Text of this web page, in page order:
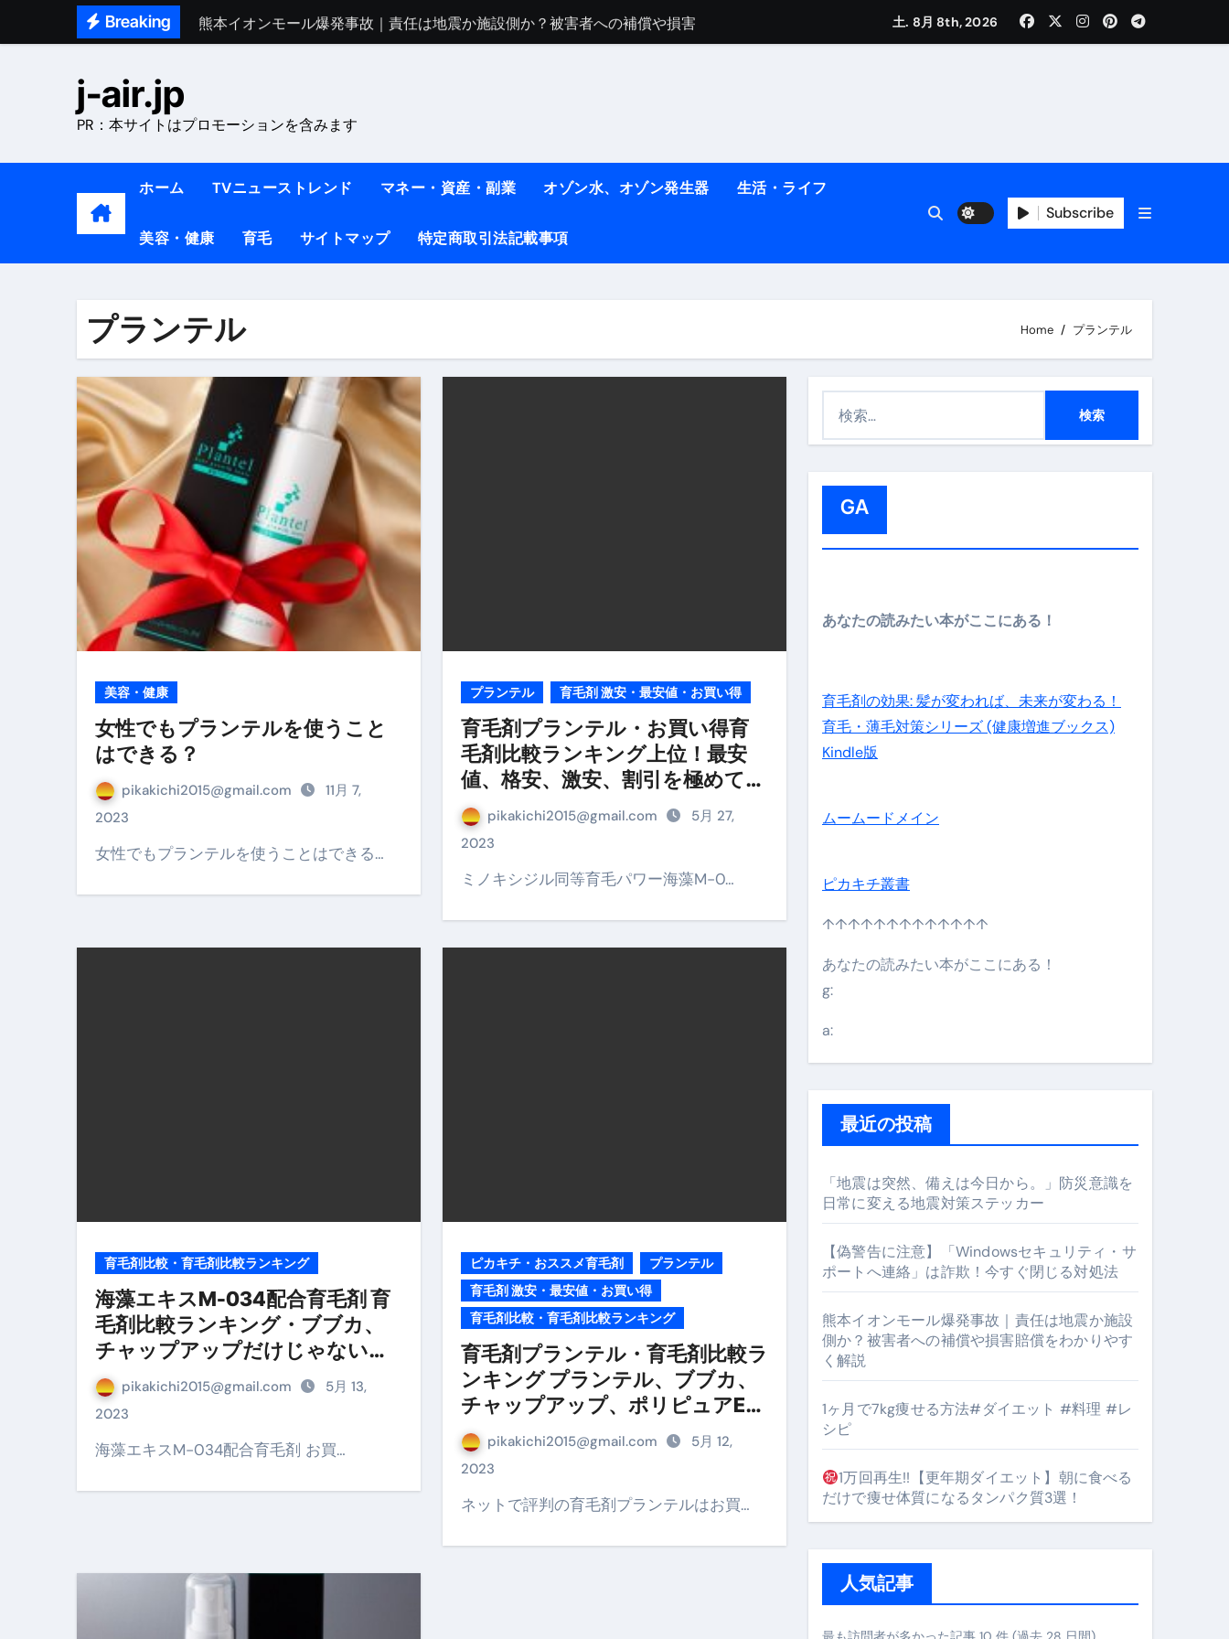
Breaking
熊本イオンモール爆発事故｜責任は地震か施設側か？被害者への補償や損害賠償をわかりやすく解説
【医者が教える】本当に痩せる薬はコレ！ #医療ダイエット
中町綾が2週間で3.5kg痩せた方法 #shots
【医者が解説】このふくらはぎ痩せ本当に効果ある？ #エクササイズ
【美容】ダイエットに対する私の考え方と実践方法を解説します【健康】
『葬送のフリーレン』の学び｜時間・記憶・名言・人生哲学から読み解く生き方
リサイクル業者の無料回収・無料査定は危険？情報収集との関係と見分け方を解説
山梨県震度6弱と富士山噴火の関係｜最新観測データと前兆現象を徹底解説【2026】
青森県震度6とベネゼエラM7級地震の関連性は？
Cookie同意管理ツール「STRIGHT」取り扱い開始＆リリース記念キャンペーン【ムームードメイン】
金融ブラックでも毎日「ビットコイン」がもらえる超お得アプリ
【輸入消費税】輸入に消費税はかかるのか？勘定科目・仕訳・申告書記載方法
この動画は国にすぐ消されます。これが日本が残念な国になった理由です。国民は●●をしないとこの先さらに貧しくなります。【 竹花貴騎 切り抜き 会社員
意外にありえる？日経平均40000円を妄想シナリオ検証してみた！ズボラ株投資
アフィリエイト【稼げるキーワード】一覧※YouTubeブログSNS共通
【必見】融資受けるなら”コレ”を確実に取り組むべき！ #shorts
弁護士が教える「投資詐欺」に引っかからないための方法 #投資詐欺 #詐欺 #弁護士 #法律
【PR】フリーランス必見！入金前の売上をすぐに現金で受け取る方法
【2023年最新】金融ブラックでも可能な資金調達法3選！#shorts
個人事業主は銀行から融資を受けるとリスクが高い #shorts
No.102 9割が勘違い 自己破産の真実
アーモンドを毎日食べたらどうなるの？①【30秒でわかる効果まとめ】#アーモンド #ダイエット #筋トレ #美容 #健康 #雑学 #ナレーター #小林将大
【ひろゆき】借金1億円あります 返済か、自己破産かひろゆきさんならどちらを選びますか？ #shorts
セラピストのための！美容、健康、ダイエットにとても重要な女性ホルモンと男性ホルモン
弁護士解説【詐欺被害】警察に行っても返金されません
5キロ痩せる簡単な方法
ムームードメイン 2月のおすすめドメイン特集- ビジネスの信用を築く――そのすべての起点となるのが独自ドメイン
FRONTIER スーパーセール2026 完全攻略ガイド 今こそ買い時！ゲーミングPC・高性能BTOを最安で手に入れる方法
英語が「聞こえる・分かる・話せる」に変わる30日間 ― 科学的メソッドで英語脳を作る完全ガイド
土. 8月 8th, 2026
j-air.jp
PR：本サイトはプロモーションを含みます
ホーム TVニューストレンド マネー・資産・副業 オゾン水、オゾン発生器 生活・ライフ
美容・健康 育毛 サイトマップ 特定商取引法記載事項
Subscribe
プランテル Home プランテル
美容・健康
女性でもプランテルを使うこと
はできる？
pikakichi2015@gmail.com
11月 7,
2023
女性でもプランテルを使うことはできる…
プランテル 育毛剤 激安・最安値・お買い得
育毛剤プランテル・お買い得育
毛剤比較ランキング上位！最安
値、格安、激安、割引を極めてお
得に購入する
pikakichi2015@gmail.com
5月 27,
2023
ミノキシジル同等育毛パワー海藻M-0…
育毛剤比較・育毛剤比較ランキング
海藻エキスM-034配合育毛剤 育
毛剤比較ランキング・ブブカ、
チャップアップだけじゃない、
プランテルとイクオス
pikakichi2015@gmail.com
5月 13,
2023
海藻エキスM-034配合育毛剤 お買…
ピカキチ・おススメ育毛剤
プランテル
育毛剤 激安・最安値・お買い得
育毛剤比較・育毛剤比較ランキング
育毛剤プランテル・育毛剤比較ラ
ンキング プランテル、ブブカ、
チャップアップ、ポリピュアEX
を比較する！
pikakichi2015@gmail.com
5月 12,
2023
ネットで評判の育毛剤プランテルはお買…
GA
あなたの読みたい本がここにある！
育毛剤の効果: 髪が変われば、未来が変わる！
育毛・薄毛対策シリーズ (健康増進ブックス)
Kindle版
ムームードメイン
ピカキチ叢書
↑↑↑↑↑↑↑↑↑↑↑↑↑
あなたの読みたい本がここにある！
g:
a:
最近の投稿
「地震は突然、備えは今日から。」防災意識を
日常に変える地震対策ステッカー
【偽警告に注意】「Windowsセキュリティ・サ
ポートへ連絡」は詐欺！今すぐ閉じる対処法
熊本イオンモール爆発事故｜責任は地震か施設
側か？被害者への補償や損害賠償をわかりやす
く解説
1ヶ月で7kg痩せる方法#ダイエット #料理 #レ
シピ
1万回再生!!【更年期ダイエット】朝に食べる
だけで痩せ体質になるタンパク質3選！
人気記事